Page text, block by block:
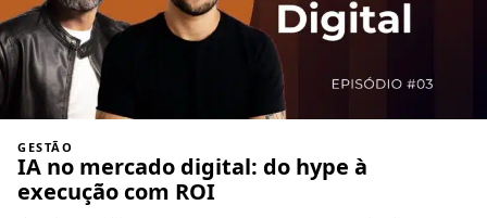
GESTÃO
IA no mercado digital: do hype à
execução com ROI